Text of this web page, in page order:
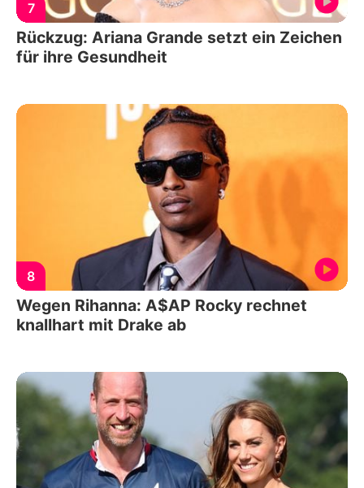
7
Rückzug: Ariana Grande setzt ein Zeichen
für ihre Gesundheit
8
Wegen Rihanna: A$AP Rocky rechnet
knallhart mit Drake ab